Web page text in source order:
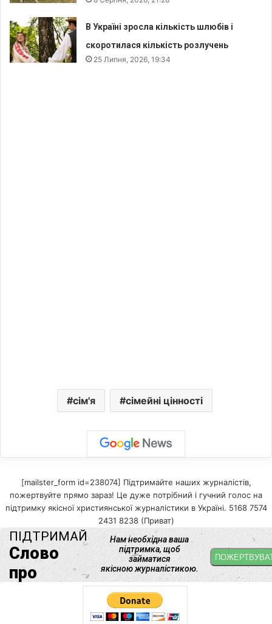
В Україні зросла кількість шлюбів і
скоротилася кількість розлучень
25 Липня, 2026, 19:34
сім'я сімейні цінності
[mailster_form id=238074] Підтримайте наших журналістів,
пожертвуйте прямо зараз! Це дуже потрібний і гучний голос на
підтримку якісної християнської журналістики в Україні. 5168 7574
2431 8238 (Приват)